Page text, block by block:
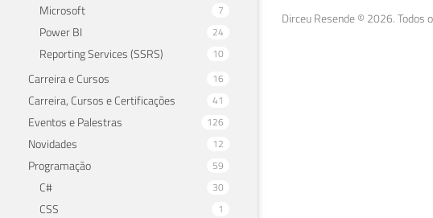
Microsoft 7
Power BI 24
Reporting Services (SSRS) 10
Carreira e Cursos 16
Carreira, Cursos e Certificações 41
Eventos e Palestras 126
Novidades 12
Programação 59
C# 30
CSS 1
Dirceu Resende © 2026. Todos